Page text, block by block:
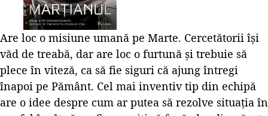
Are loc o misiune umană pe Marte. Cercetătorii își
văd de treabă, dar are loc o furtună și trebuie să
plece în viteză, ca să fie siguri că ajung întregi
înapoi pe Pământ. Cel mai inventiv tip din echipă
are o idee despre cum ar putea să rezolve situația în